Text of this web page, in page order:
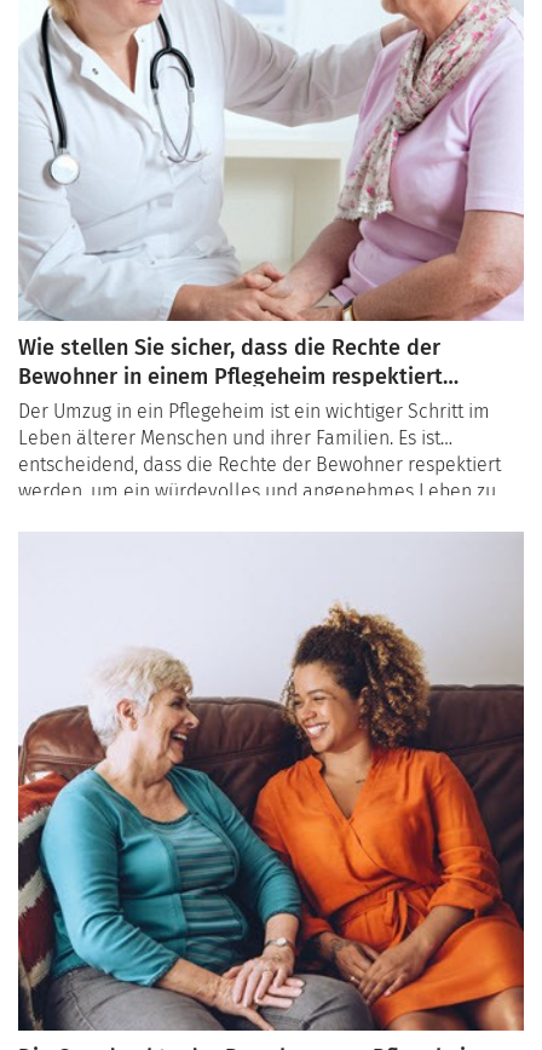
Wie stellen Sie sicher, dass die Rechte der
Bewohner in einem Pflegeheim respektiert
werden?
Der Umzug in ein Pflegeheim ist ein wichtiger Schritt im
Leben älterer Menschen und ihrer Familien. Es ist
entscheidend, dass die Rechte der Bewohner respektiert
werden, um ein würdevolles und angenehmes Leben zu